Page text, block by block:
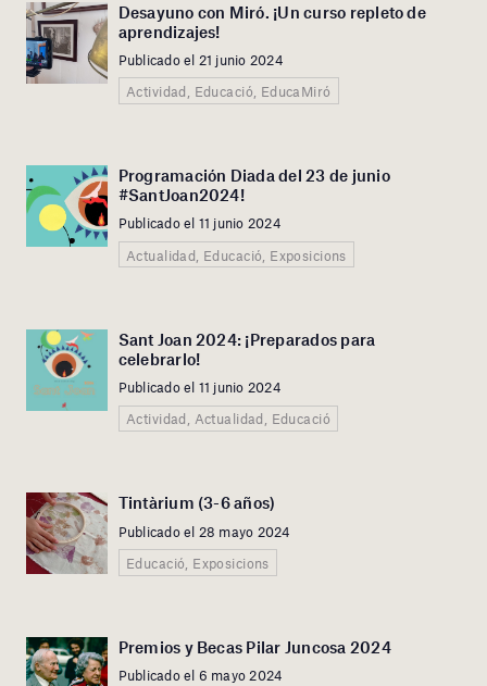
Desayuno con Miró. ¡Un curso repleto de
aprendizajes!
Publicado el 21 junio 2024
Actividad, Educació, EducaMiró
Programación Diada del 23 de junio
#SantJoan2024!
Publicado el 11 junio 2024
Actualidad, Educació, Exposicions
Sant Joan 2024: ¡Preparados para
celebrarlo!
Publicado el 11 junio 2024
Actividad, Actualidad, Educació
Tintàrium (3-6 años)
Publicado el 28 mayo 2024
Educació, Exposicions
Premios y Becas Pilar Juncosa 2024
Publicado el 6 mayo 2024